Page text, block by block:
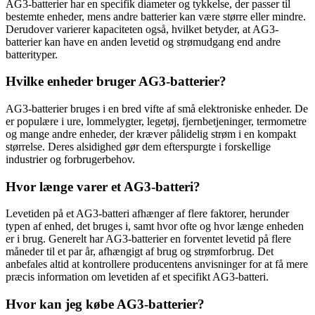
AG3-batterier har en specifik diameter og tykkelse, der passer til
bestemte enheder, mens andre batterier kan være større eller mindre.
Derudover varierer kapaciteten også, hvilket betyder, at AG3-
batterier kan have en anden levetid og strømudgang end andre
batterityper.
Hvilke enheder bruger AG3-batterier?
AG3-batterier bruges i en bred vifte af små elektroniske enheder. De
er populære i ure, lommelygter, legetøj, fjernbetjeninger, termometre
og mange andre enheder, der kræver pålidelig strøm i en kompakt
størrelse. Deres alsidighed gør dem efterspurgte i forskellige
industrier og forbrugerbehov.
Hvor længe varer et AG3-batteri?
Levetiden på et AG3-batteri afhænger af flere faktorer, herunder
typen af enhed, det bruges i, samt hvor ofte og hvor længe enheden
er i brug. Generelt har AG3-batterier en forventet levetid på flere
måneder til et par år, afhængigt af brug og strømforbrug. Det
anbefales altid at kontrollere producentens anvisninger for at få mere
præcis information om levetiden af et specifikt AG3-batteri.
Hvor kan jeg købe AG3-batterier?